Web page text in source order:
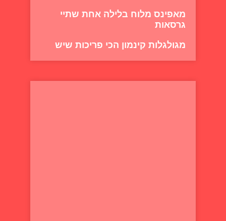
מאפינס מלוח בלילה אחת שתיי
גרסאות
מגולגלות קינמון הכי פריכות שיש